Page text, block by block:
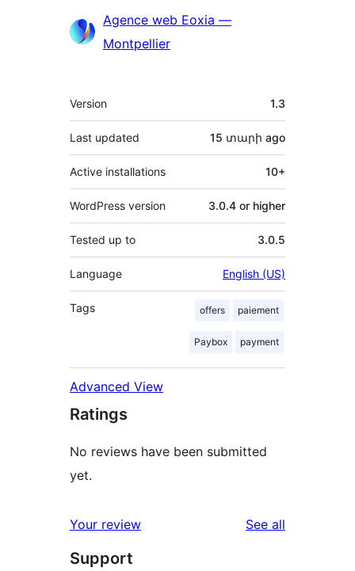
Contributors
Agence web Eoxia —
Montpellier
Meta
Version 1.3
Last updated 15 տարի ago
Active installations 10+
WordPress version 3.0.4 or higher
Tested up to 3.0.5
Language English (US)
Tags offers paiement
Paybox payment
Advanced View
Ratings
No reviews have been submitted
yet.
Your review See all
Support